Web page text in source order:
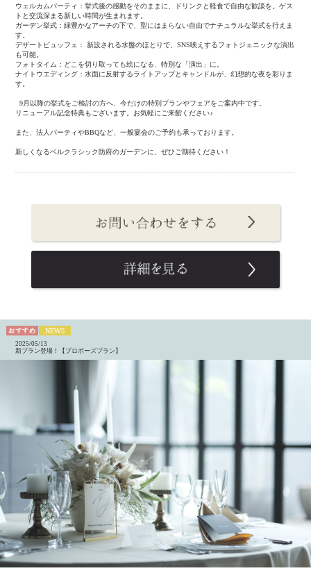
ウェルカムパーティ：挙式後の感動をそのままに、ドリンクと軽食で自由な歓談を。ゲス
トと交流深まる新しい時間が生まれます。
ガーデン挙式：緑豊かなアーチの下で、型にはまらない自由でナチュラルな挙式を行えま
す。
デザートビュッフェ： 新設される水盤のほとりで、SNS映えするフォトジェニックな演出
も可能。
フォトタイム：どこを切り取っても絵になる、特別な「演出」に。
ナイトウエディング：水面に反射するライトアップとキャンドルが、幻想的な夜を彩りま
す。
9月以降の挙式をご検討の方へ、今だけの特別プランやフェアをご案内中です。
リニューアル記念特典もございます。お気軽にご来館ください♪
また、法人パーティやBBQなど、一般宴会のご予約も承っております。
新しくなるベルクラシック防府のガーデンに、ぜひご期待ください！
2025/05/13
新プラン登場！【プロポーズプラン】